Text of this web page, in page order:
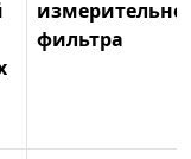
фильтра